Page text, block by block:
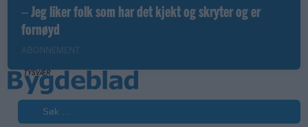
– Jeg liker folk som har det kjekt og skryter og er
fornøyd
ABONNEMENT